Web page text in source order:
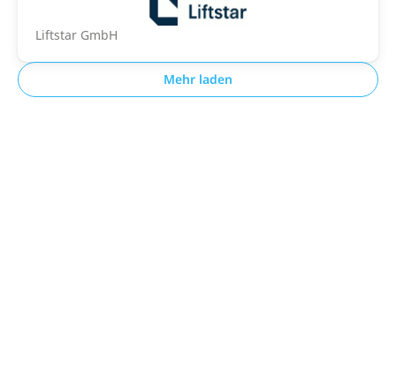
Liftstar GmbH
Mehr laden